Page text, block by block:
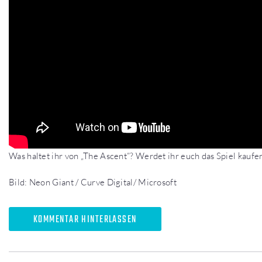
Was haltet ihr von „The Ascent“? Werdet ihr euch das Spiel
Bild: Neon Giant / Curve Digital/ Microsoft
KOMMENTAR HINTERLASSEN